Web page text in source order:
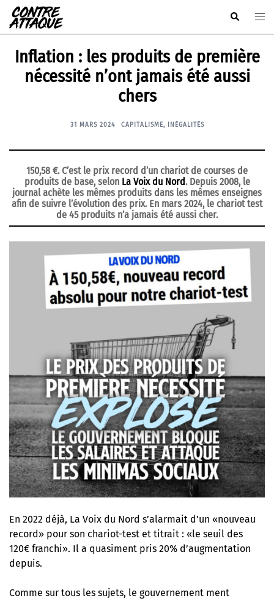
Aller
au
contenu
Rechercher
Inflation : les produits de première
nécessité n’ont jamais été aussi
chers
31 MARS 2024 CAPITALISME, INÉGALITÉS
150,58 €. C’est le prix record d’un chariot de courses de
produits de base, selon La Voix du Nord. Depuis 2008, le
journal achète les mêmes produits dans les mêmes enseignes
afin de suivre l’évolution des prix. En mars 2024, le chariot test
de 45 produits n’a jamais été aussi cher.
En 2022 déjà, La Voix du Nord s’alarmait d’un «nouveau
record» pour son chariot-test et titrait : «le seuil des
120€ franchi». Il a quasiment pris 20% d’augmentation
depuis.
Comme sur tous les sujets, le gouvernement ment